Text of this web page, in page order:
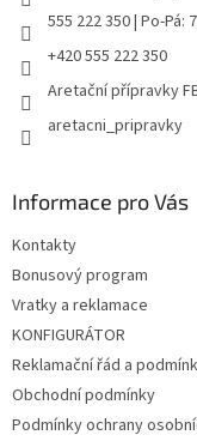
555 222 350 | Po-Pá:
+420 555 222 350
Aretační přípravky
aretacni_pripravky
Informace pro Vás
Kontakty
Bonusový program
Vratky a reklamace
KONFIGURÁTOR
Reklamační řád a
Obchodní podmínky
Podmínky ochrany